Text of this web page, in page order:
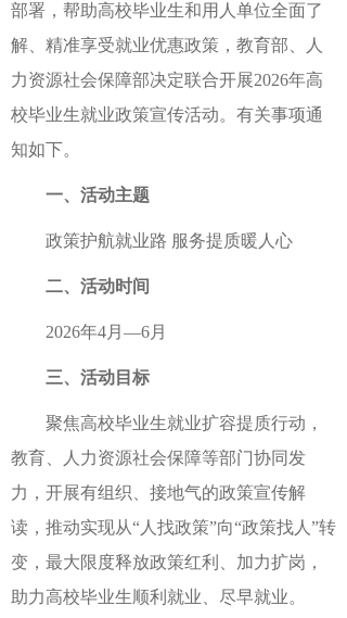
部署，帮助高校毕业生和用人单位全面了
解、精准享受就业优惠政策，教育部、人
力资源社会保障部决定联合开展2026年高
校毕业生就业政策宣传活动。有关事项通
知如下。
一、活动主题
政策护航就业路 服务提质暖人心
二、活动时间
2026年4月—6月
三、活动目标
聚焦高校毕业生就业扩容提质行动，
教育、人力资源社会保障等部门协同发
力，开展有组织、接地气的政策宣传解
读，推动实现从“人找政策”向“政策找人”转
变，最大限度释放政策红利、加力扩岗，
助力高校毕业生顺利就业、尽早就业。